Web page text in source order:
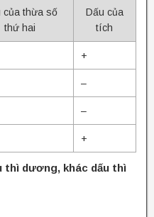
của thừa số
thứ hai
Dấu của
tích
+
–
–
+
thì dương, khác dấu thì